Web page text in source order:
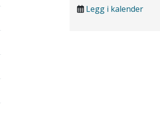
Legg i kalender